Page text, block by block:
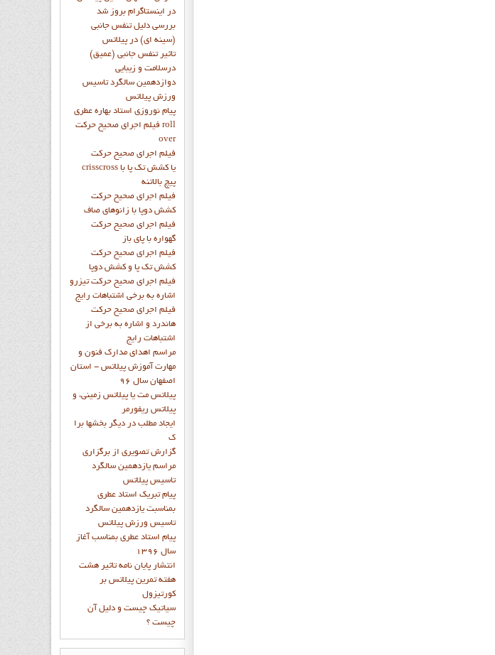
در اینستاگرام بروز شد
بررسی دلیل تنفس جانبی
(سینه ای) در پیلاتس
تاثیر تنفس جانبی (عمیق)
درسلامت و زیبایی
دوازدهمين سالگرد تاسيس
ورزش پيلاتس
پيام نوروزي استاد بهاره عطري
فيلم اجراي صحيح حرکت roll
over
فيلم اجراي صحيح حركت
crisscross يا كشش تك پا با
پيچ بالاتنه
فيلم اجراي صحيح حرکت
كشش دوپا با زانوهاي صاف
فيلم اجراي صحيح حرکت
گهواره با پاي باز
فيلم اجراي صحيح حرکت
کشش تک پا و کشش دوپا
فيلم اجراي صحيح حرکت تيزرو
اشاره به برخي اشتباهات رايج
فيلم اجراي صحيح حرکت
هاندرد و اشاره به برخي از
اشتباهات رايج
مراسم اهدای مدارک فنون و
مهارت آموزش پیلاتس - استان
اصفهان سال 96
پیلاتس مت یا پیلاتس زمینی، و
پیلاتس ریفورمر
ايجاد مطلب در ديگر بخشها برا
ک
گزارش تصويري از برگزاري
مراسم يازدهمين سالگرد
تاسيس پيلاتس
پيام تبريک استاد عطري
بمناسبت يازدهمين سالگرد
تاسيس ورزش پيلاتس
پيام استاد عطري بمناسب آغاز
سال 1396
انتشار پايان نامه تاثیر هشت
هفته تمرین پیلاتس بر
کورتیزول
سیاتیک چیست و دلیل آن
چیست ؟